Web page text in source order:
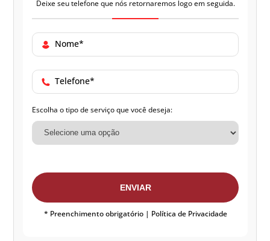
Deixe seu telefone que nós retornaremos logo em seguida.
Nome*
Telefone*
Escolha o tipo de serviço que você deseja:
ENVIAR
* Preenchimento obrigatório | Política de Privacidade